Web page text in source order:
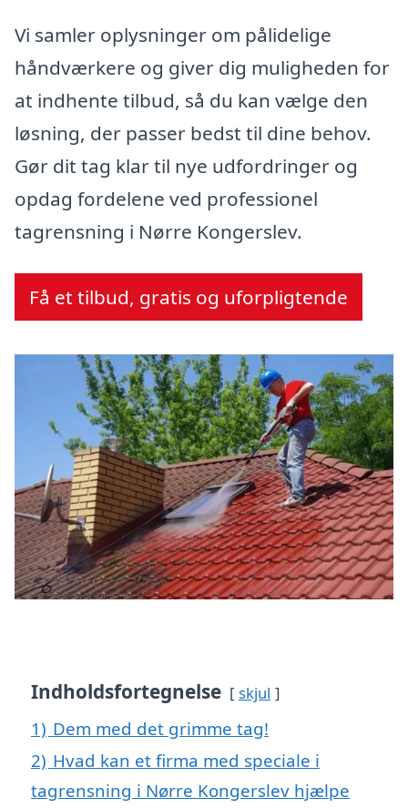
Vi samler oplysninger om pålidelige
håndværkere og giver dig muligheden for
at indhente tilbud, så du kan vælge den
løsning, der passer bedst til dine behov.
Gør dit tag klar til nye udfordringer og
opdag fordelene ved professionel
tagrensning i Nørre Kongerslev.
Få et tilbud, gratis og uforpligtende
Indholdsfortegnelse skjul
1) Dem med det grimme tag!
2) Hvad kan et firma med speciale i
tagrensning i Nørre Kongerslev hjælpe